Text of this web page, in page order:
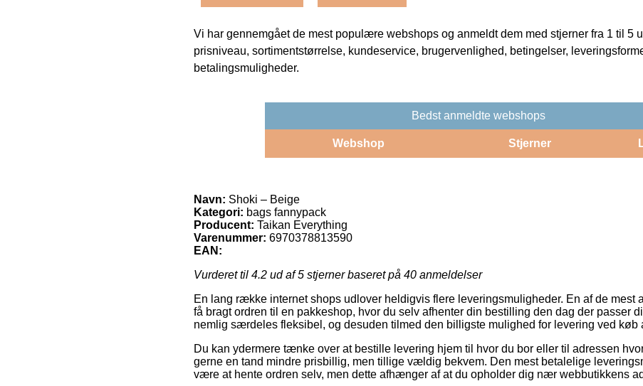
Vi har gennemgået de mest populære webshops og anmeldt dem med stjerner fra 1 til 5
prisniveau, sortimentstørrelse, kundeservice, brugervenlighed, betingelser,
betalingsmuligheder.
Bedst anmeldte webshops
Webshop Stjerner
Navn: Shoki – Beige
Kategori: bags fannypack
Producent: Taikan Everything
Varenummer: 6970378813590
EAN:
Vurderet til 4.2 ud af 5 stjerner baseret på 40 anmeldelser
En lang række internet shops udlover heldigvis flere leveringsmuligheder. En af de mest
få bragt ordren til en pakkeshop, hvor du selv afhenter din bestilling den dag der passer
nemlig særdeles fleksibel, og desuden tilmed den billigste mulighed for levering ved køb
Du kan ydermere tænke over at bestille levering hjem til hvor du bor eller til adressen
gerne en tand mindre prisbillig, men tillige vældig bekvem. Den mest betalelige
være at hente ordren selv, men dette afhænger af at du opholder dig nær webbutikkens